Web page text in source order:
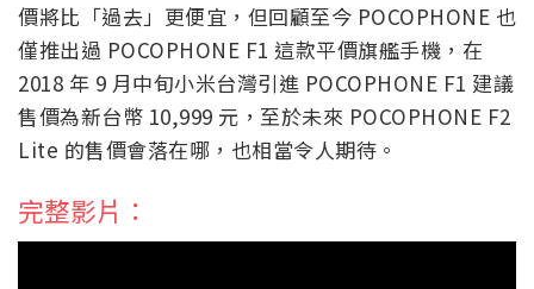
價將比「過去」更便宜，但回顧至今 POCOPHONE 也
僅推出過 POCOPHONE F1 這款平價旗艦手機，在
2018 年 9 月中旬小米台灣引進 POCOPHONE F1 建議
售價為新台幣 10,999 元，至於未來 POCOPHONE F2
Lite 的售價會落在哪，也相當令人期待。
完整影片：